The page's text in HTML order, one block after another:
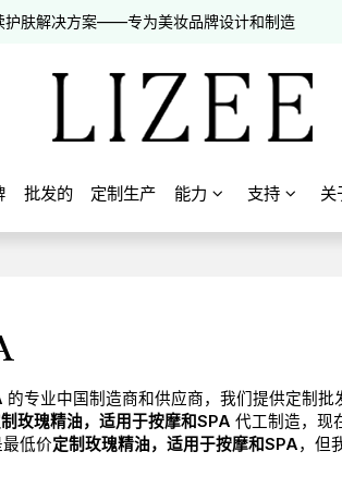
护肤解决方案——专为美妆品牌设计和制造
批发的 定制生产 能力 支持 关
的专业中国制造商和供应商，我们提供定制批
玫瑰精油，适用于按摩和SPA 代工制造，现
低价定制玫瑰精油，适用于按摩和SPA，但